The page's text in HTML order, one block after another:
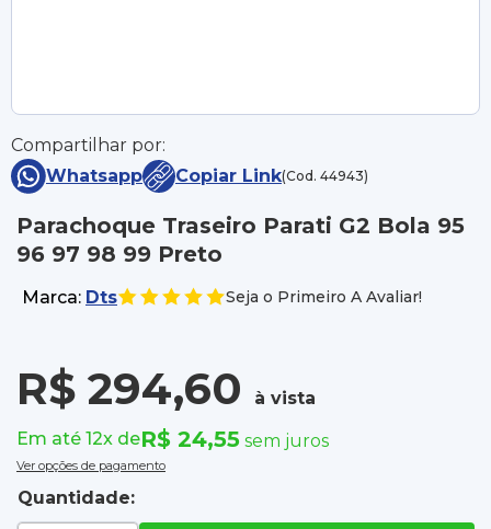
Compartilhar por:
Whatsapp
Copiar Link(Cod. 44943)
Parachoque Traseiro Parati G2 Bola 95
96 97 98 99 Preto
Marca: Dts Seja o Primeiro A Avaliar!
R$ 294,60
à vista
Em até 12x deR$ 24,55 sem juros
Ver opções de pagamento
Quantidade: